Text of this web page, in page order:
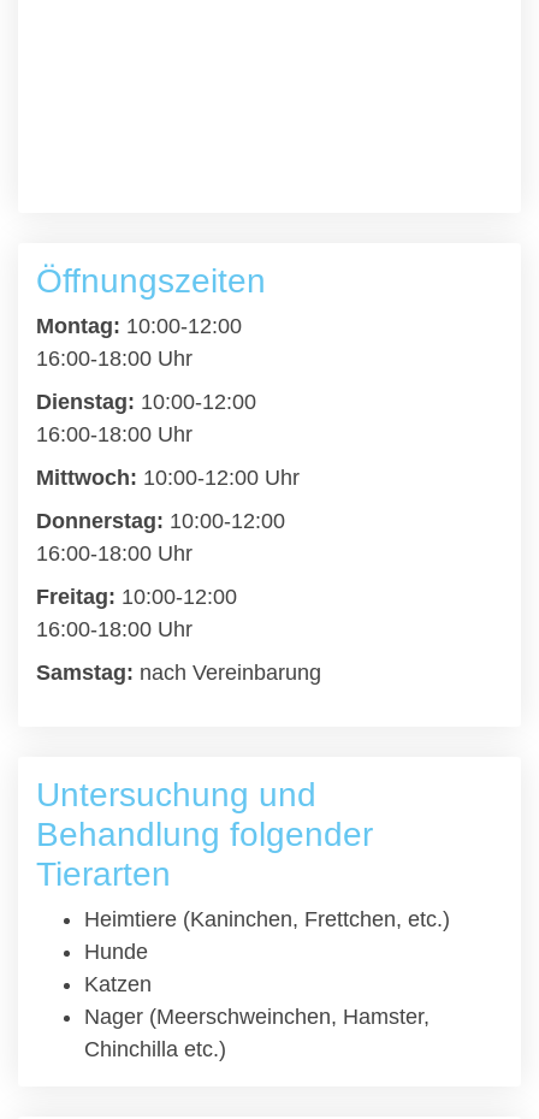
Öffnungszeiten
Montag: 10:00-12:00
16:00-18:00 Uhr
Dienstag: 10:00-12:00
16:00-18:00 Uhr
Mittwoch: 10:00-12:00 Uhr
Donnerstag: 10:00-12:00
16:00-18:00 Uhr
Freitag: 10:00-12:00
16:00-18:00 Uhr
Samstag: nach Vereinbarung
Untersuchung und
Behandlung folgender
Tierarten
Heimtiere (Kaninchen, Frettchen, etc.)
Hunde
Katzen
Nager (Meerschweinchen, Hamster,
Chinchilla etc.)